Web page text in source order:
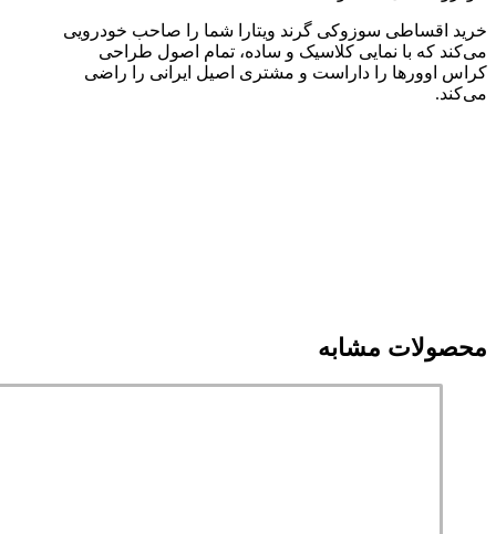
خرید اقساطی سوزوکی گرند ویتارا شما را صاحب خودرویی
می‌کند که با نمایی کلاسیک و ساده، تمام اصول طراحی
کراس اوورها را داراست و مشتری اصیل ایرانی را راضی
می‌کند.
محصولات مشابه